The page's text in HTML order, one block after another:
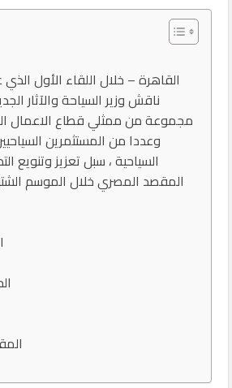
القاهرة – خلال اللقاء الأول الذي
ناقش وزير السياحة والآثار
مجموعة من ممثلي قطاع الاعمال
وعددا من المستثمرين
السياحية ، سبل تعزيز وتنويع
المقصد المصري خلال الموسم